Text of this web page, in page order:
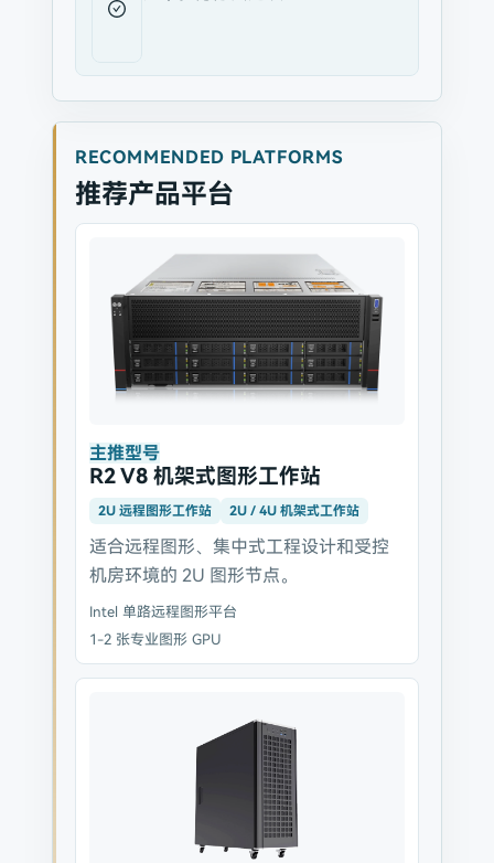
RECOMMENDED PLATFORMS
推荐产品平台
主推型号
R2 V8 机架式图形工作站
2U 远程图形工作站 2U / 4U 机架式工作站
适合远程图形、集中式工程设计和受控
机房环境的 2U 图形节点。
Intel 单路远程图形平台
1-2 张专业图形 GPU